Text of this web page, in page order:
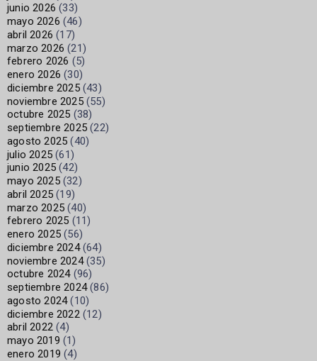
junio 2026 (33)
mayo 2026 (46)
abril 2026 (17)
marzo 2026 (21)
febrero 2026 (5)
enero 2026 (30)
diciembre 2025(43)
noviembre 2025(55)
octubre 2025 (38)
septiembre 2025 (22)
agosto 2025 (40)
julio 2025 (61)
junio 2025 (42)
mayo 2025(32)
abril 2025 (19)
marzo 2025 (40)
febrero 2025 (11)
enero 2025 (56)
diciembre 2024(64)
noviembre 2024(35)
octubre 2024(96)
septiembre 2024(86)
agosto 2024(10)
diciembre 2022 (12)
abril 2022 (4)
mayo 2019 (1)
enero 2019 (4)